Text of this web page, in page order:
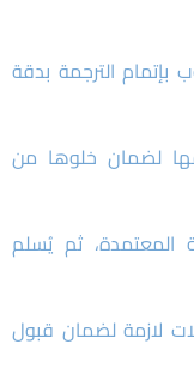
الترجمة بدقة
لضمان خلوها من
المعتمدة، ثم يُسلم
لازمة لضمان قبول